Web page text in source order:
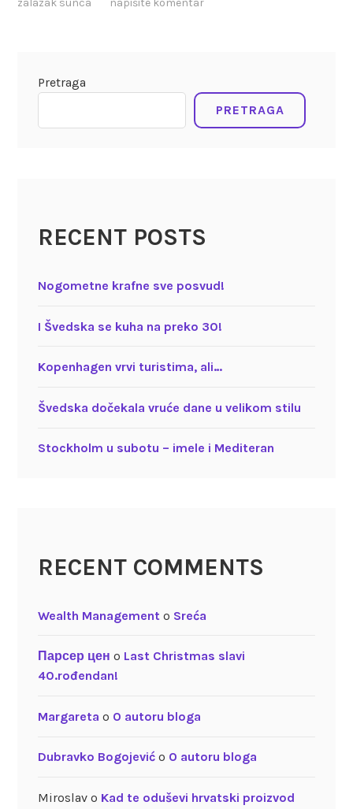
zalazak sunca napišite komentar
Pretraga
PRETRAGA
RECENT POSTS
Nogometne krafne sve posvud!
I Švedska se kuha na preko 30!
Kopenhagen vrvi turistima, ali…
Švedska dočekala vruće dane u velikom stilu
Stockholm u subotu – imele i Mediteran
RECENT COMMENTS
Wealth Management o Sreća
Парсер цен o Last Christmas slavi
40.rođendan!
Margareta o O autoru bloga
Dubravko Bogojevićo O autoru bloga
Miroslavo Kad te oduševi hrvatski proizvod